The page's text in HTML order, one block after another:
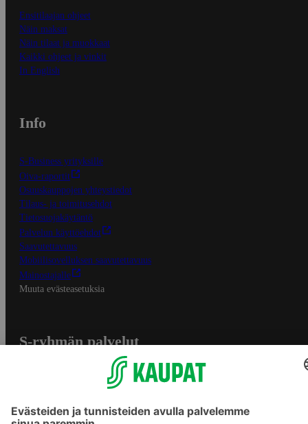
Ensitilaajan ohjeet
Näin maksat
Näin tilaat ja muokkaat
Kaikki ohjeet ja vinkit
In English
Info
S-Business yrityksille
Oiva-raportit
Osuuskauppojen yhteystiedot
Tilaus- ja toimitusehdot
Tietosuojakäytäntö
Palvelun käyttöehdot
Saavutettavuus
Mobiilisovelluksen saavutettavuus
Mainostajalle
Muuta evästeasetuksia
S-ryhmän palvelut
Yhteishyvä Ruoka -sovellus